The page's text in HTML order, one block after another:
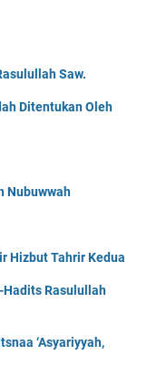
Saw.
Ditentukan Oleh
Nubuwwah
Hizbut Tahrir Kedua
Rasulullah
‘Asyariyyah,